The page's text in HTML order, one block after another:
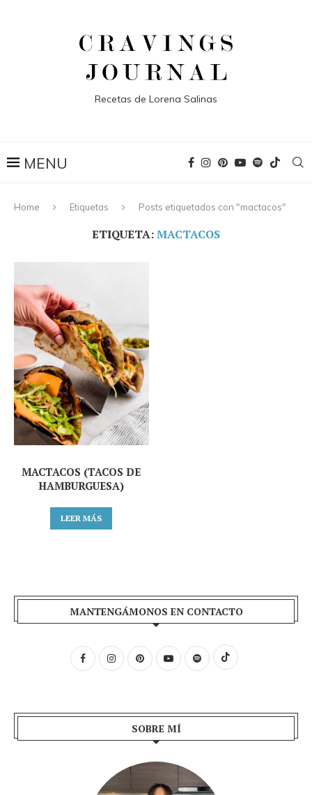
Recetas de Lorena Salinas
Home Etiquetas Posts etiquetados con "mactacos"
ETIQUETA:MACTACOS
MACTACOS (TACOS DE
HAMBURGUESA)
LEER MÁS
MANTENGÁMONOS EN CONTACTO
SOBRE MÍ